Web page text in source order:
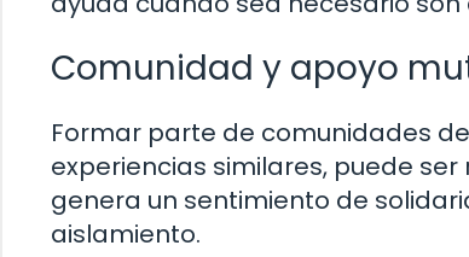
Comunidad y apoyo
Formar parte de comunidades
experiencias similares, puede
genera un sentimiento de
aislamiento.